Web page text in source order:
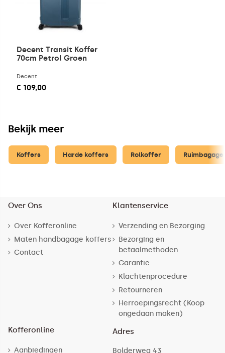
Decent Transit Koffer
70cm Petrol Groen
Decent
€ 109,00
Bekijk meer
Koffers Harde koffers Rolkoffer
Over Ons
Over Kofferonline
Maten handbagage koffers
Contact
Klantenservice
Verzending en Bezorging
Bezorging en
betaalmethoden
Garantie
Klachtenprocedure
Retourneren
Herroepingsrecht (Koop
ongedaan maken)
Kofferonline
Aanbiedingen
Adres
Bolderweg 43